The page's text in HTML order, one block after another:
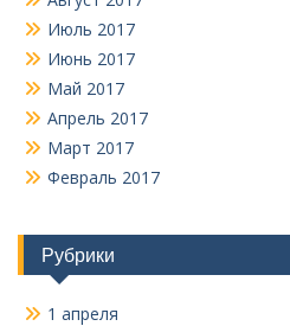
Июль 2017
Июнь 2017
Май 2017
Апрель 2017
Март 2017
Февраль 2017
Рубрики
1 апреля